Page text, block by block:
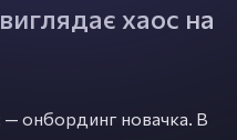
хаос на
онбординг новачка. В